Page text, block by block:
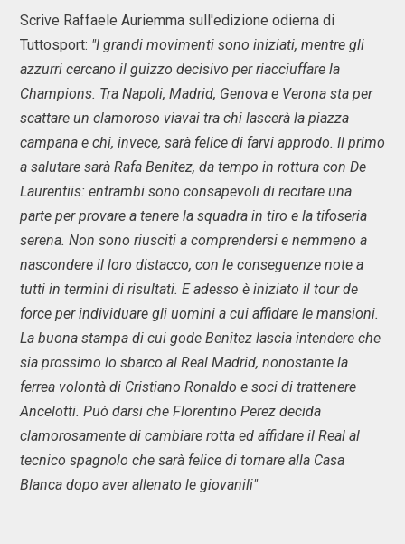
Scrive Raffaele Auriemma sull'edizione odierna di
Tuttosport: "I grandi movimenti sono iniziati, mentre gli
azzurri cercano il guizzo decisivo per riacciuffare la
Champions. Tra Napoli, Madrid, Genova e Verona sta per
scattare un clamoroso viavai tra chi lascerà la piazza
campana e chi, invece, sarà felice di farvi approdo. Il primo
a salutare sarà Rafa Benitez, da tempo in rottura con De
Laurentiis: entrambi sono consapevoli di recitare una
parte per provare a tenere la squadra in tiro e la tifoseria
serena. Non sono riusciti a comprendersi e nemmeno a
nascondere il loro distacco, con le conseguenze note a
tutti in termini di risultati. E adesso è iniziato il tour de
force per individuare gli uomini a cui affidare le mansioni.
La buona stampa di cui gode Benitez lascia intendere che
sia prossimo lo sbarco al Real Madrid, nonostante la
ferrea volontà di Cristiano Ronaldo e soci di trattenere
Ancelotti. Può darsi che Florentino Perez decida
clamorosamente di cambiare rotta ed affidare il Real al
tecnico spagnolo che sarà felice di tornare alla Casa
Blanca dopo aver allenato le giovanili"